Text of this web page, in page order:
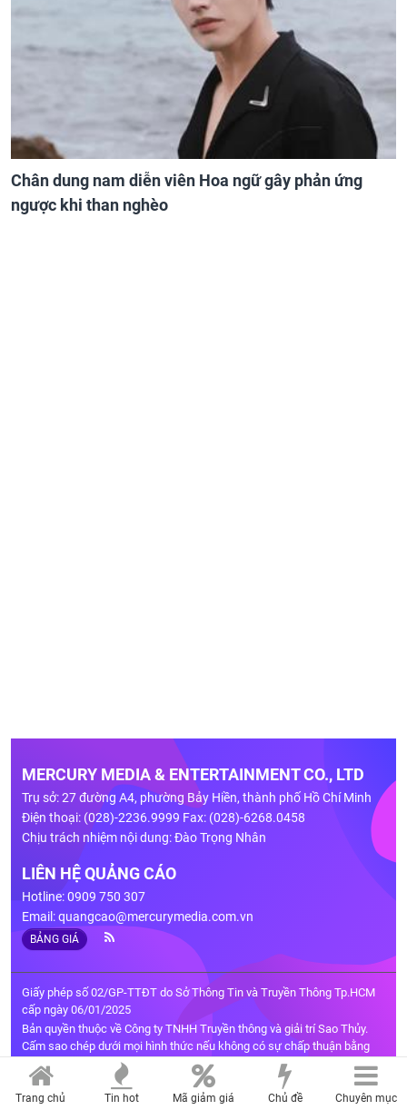
Chân dung nam diễn viên Hoa ngữ gây phản ứng
ngược khi than nghèo
MERCURY MEDIA & ENTERTAINMENT CO., LTD
Trụ sở: 27 đường A4, phường Bảy Hiền, thành phố Hồ Chí Minh
Điện thoại: (028)-2236.9999 Fax: (028)-6268.0458
Chịu trách nhiệm nội dung: Đào Trọng Nhân
LIÊN HỆ QUẢNG CÁO
Hotline: 0909 750 307
Email:quangcao@mercurymedia.com.vn
BẢNG GIÁ
Giấy phép số 02/GP-TTĐT do Sở Thông Tin và Truyền Thông Tp.HCM
cấp ngày 06/01/2025
Bản quyền thuộc về Công ty TNHH Truyền thông và giải trí Sao Thủy.
Cấm sao chép dưới mọi hình thức nếu không có sự chấp thuận bằng
văn bản.
Trang chủ Tin hot Mã giảm giá Chủ đề Chuyên mục